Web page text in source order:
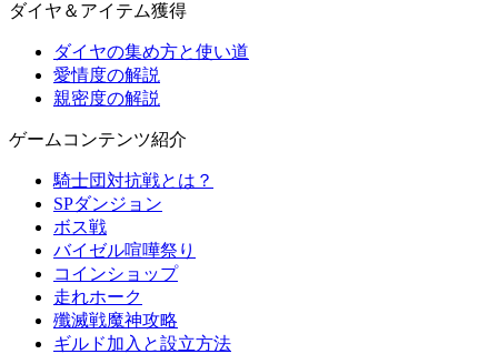
ダイヤ＆アイテム獲得
ダイヤの集め方と使い道
愛情度の解説
親密度の解説
ゲームコンテンツ紹介
騎士団対抗戦とは？
SPダンジョン
ボス戦
バイゼル喧嘩祭り
コインショップ
走れホーク
殲滅戦魔神攻略
ギルド加入と設立方法